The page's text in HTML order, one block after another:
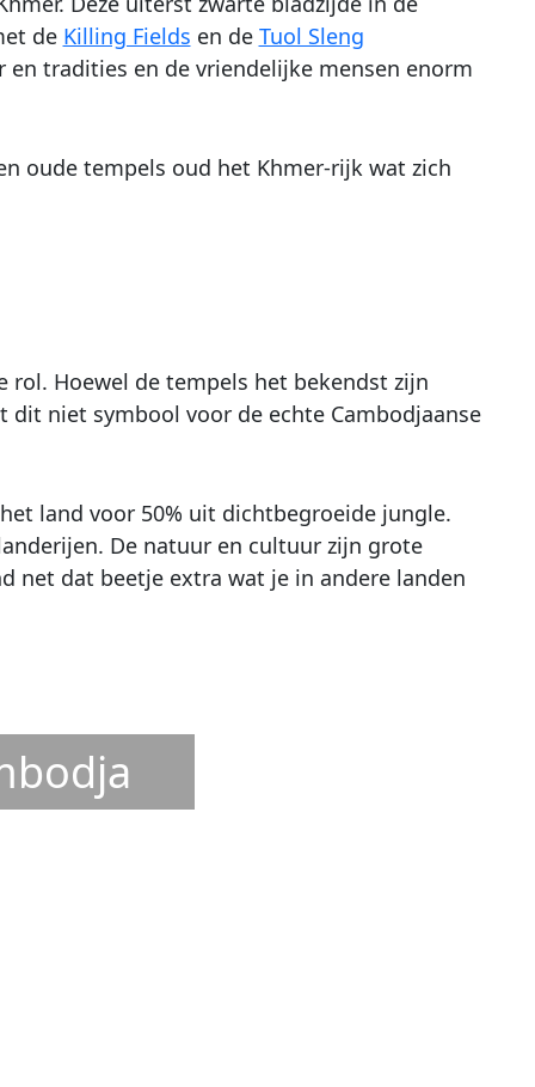
de Killing Fields en de Tuol Sleng
tradities en de vriendelijke mensen enorm
oude tempels oud het Khmer-rijk wat zich
Hoewel de tempels het bekendst zijn
niet symbool voor de echte Cambodjaanse
land voor 50% uit dichtbegroeide jungle.
De natuur en cultuur zijn grote
net dat beetje extra wat je in andere landen